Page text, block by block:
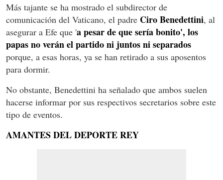
Más tajante se ha mostrado el subdirector de
comunicación del Vaticano, el padre Ciro Benedettini, al
asegurar a Efe que 'a pesar de que sería bonito', los
papas no verán el partido ni juntos ni separados
porque, a esas horas, ya se han retirado a sus aposentos
para dormir.
No obstante, Benedettini ha señalado que ambos suelen
hacerse informar por sus respectivos secretarios sobre este
tipo de eventos.
AMANTES DEL DEPORTE REY